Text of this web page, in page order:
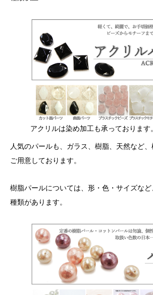
アクリルは染め加工も承っております。
人気のパールも、ガラス、樹脂、天然など
ご用意しております。
樹脂パールについては、形・色・サイズな
種類があります。